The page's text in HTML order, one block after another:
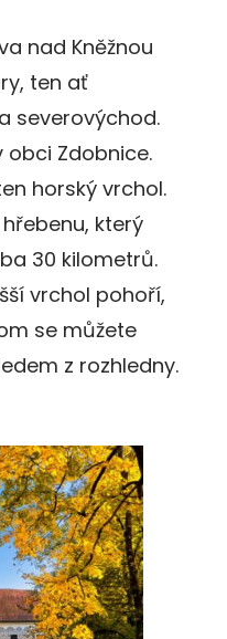
nad Kněžnou
ten ať
severovýchod.
obci Zdobnice.
horský vrchol.
který
30 kilometrů.
vrchol pohoří,
se můžete
z rozhledny.